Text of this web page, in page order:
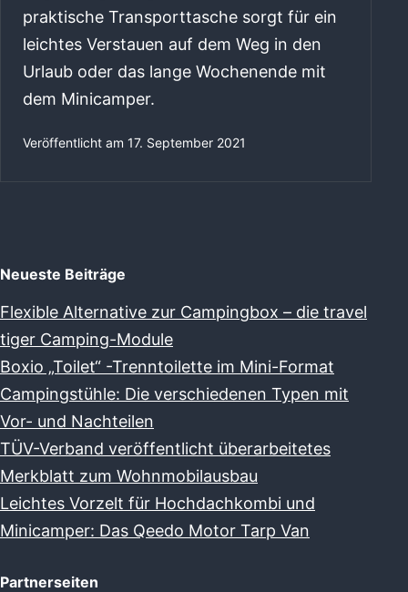
praktische Transporttasche sorgt für ein
leichtes Verstauen auf dem Weg in den
Urlaub oder das lange Wochenende mit
dem Minicamper.
Veröffentlicht am 17. September 2021
Neueste Beiträge
Flexible Alternative zur Campingbox – die travel
tiger Camping-Module
Boxio „Toilet“ -Trenntoilette im Mini-Format
Campingstühle: Die verschiedenen Typen mit
Vor- und Nachteilen
TÜV-Verband veröffentlicht überarbeitetes
Merkblatt zum Wohnmobilausbau
Leichtes Vorzelt für Hochdachkombi und
Minicamper: Das Qeedo Motor Tarp Van
Partnerseiten